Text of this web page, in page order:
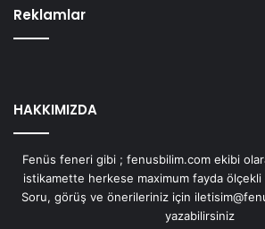
Reklamlar
HAKKIMIZDA
Fenüs feneri gibi ; fenusbilim.com ekibi
istikamette herkese maximum fayda ölçekli
Soru, görüş ve önerileriniz için
yazabilirsiniz